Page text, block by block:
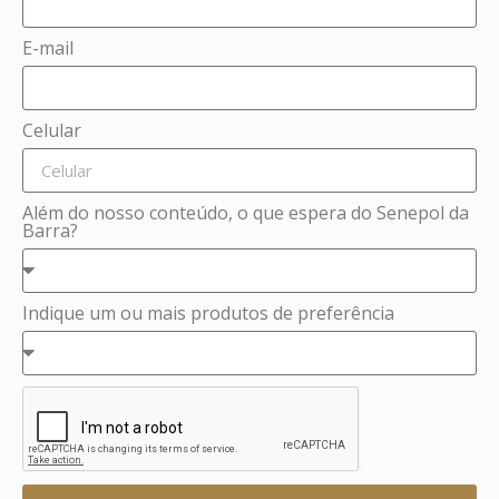
E-mail
Celular
Além do nosso conteúdo, o que espera do Senepol da
Barra?
Indique um ou mais produtos de preferência